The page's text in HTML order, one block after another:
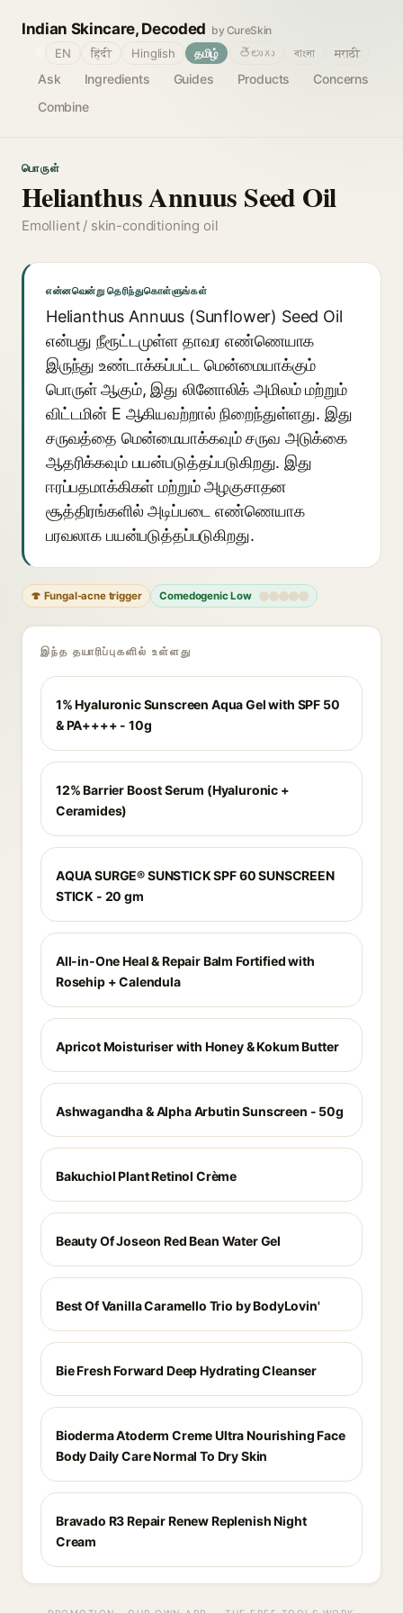
Indian Skincare, Decoded by CureSkin
Ask Ingredients Guides Products
Concerns
Combine
EN हिंदी Hinglish தமிழ் తెలుగు বাংলা मराठी
பொருள்
Helianthus Annuus Seed Oil
Emollient / skin-conditioning oil
என்னவென்று தெரிந்துகொள்ளுங்கள்
Helianthus Annuus (Sunflower) Seed Oil
என்பது நீரூட்டமுள்ள தாவர எண்ணெயாக
இருந்து உண்டாக்கப்பட்ட மென்மையாக்கும்
பொருள் ஆகும், இது லினோலிக் அமிலம் மற்றும்
விட்டமின் E ஆகியவற்றால் நிறைந்துள்ளது. இது
சருவத்தை மென்மையாக்கவும் சருவ அடுக்கை
ஆதரிக்கவும் பயன்படுத்தப்படுகிறது. இது
ஈரப்பதமாக்கிகள் மற்றும் அழகுசாதன
சூத்திரங்களில் அடிப்படை எண்ணெயாக
பரவலாக பயன்படுத்தப்படுகிறது.
🍄 Fungal-acne trigger Comedogenic Low
இந்த தயாரிப்புகளில் உள்ளது
1% Hyaluronic Sunscreen Aqua Gel with SPF 50
& PA++++ - 10g
12% Barrier Boost Serum (Hyaluronic +
Ceramides)
AQUA SURGE® SUNSTICK SPF 60 SUNSCREEN
STICK - 20 gm
All-in-One Heal & Repair Balm Fortified with
Rosehip + Calendula
Apricot Moisturiser with Honey & Kokum Butter
Ashwagandha & Alpha Arbutin Sunscreen - 50g
Bakuchiol Plant Retinol Crème
Beauty Of Joseon Red Bean Water Gel
Best Of Vanilla Caramello Trio by BodyLovin'
Bie Fresh Forward Deep Hydrating Cleanser
Bioderma Atoderm Creme Ultra Nourishing Face
Body Daily Care Normal To Dry Skin
Bravado R3 Repair Renew Replenish Night
Cream